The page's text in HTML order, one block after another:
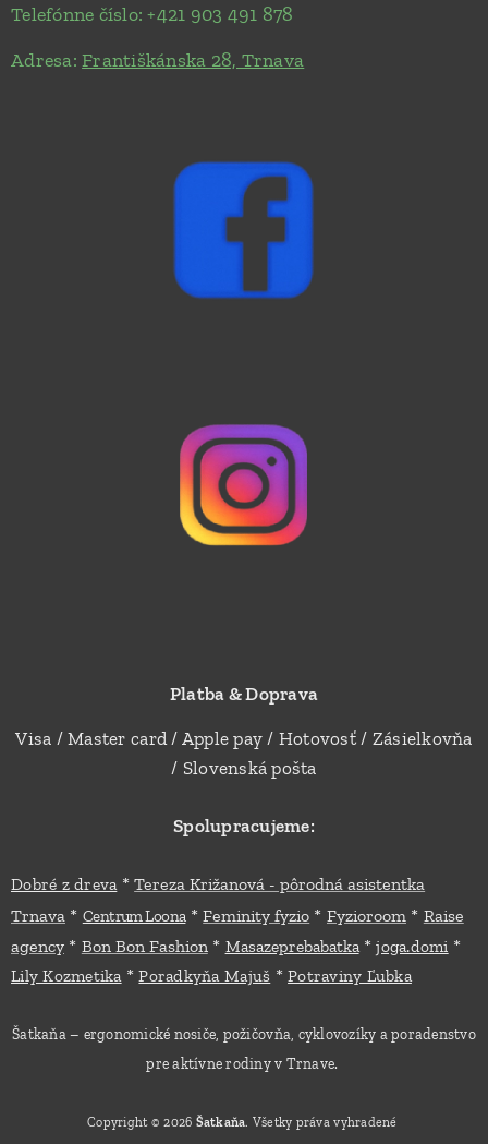
Telefónne číslo: +421 903 491 878
Adresa:Františkánska 28, Trnava
Platba & Doprava
Visa / Master card / Apple pay / Hotovosť / Zásielkovňa
/ Slovenská pošta
Spolupracujeme:
Dobré z dreva*Tereza Križanová - pôrodná asistentka
Trnava * Centrum Loona *Feminity fyzio * Fyzioroom* Raise
agency * Bon Bon Fashion* Masazeprebabatka*joga.domi *
Lily Kozmetika*Poradkyňa Majuš *Potraviny Ľubka
Šatkaňa – ergonomické nosiče, požičovňa, cyklovozíky a poradenstvo
pre aktívne rodiny v Trnave.
Copyright © 2026 Šatkaňa. Všetky práva vyhradené